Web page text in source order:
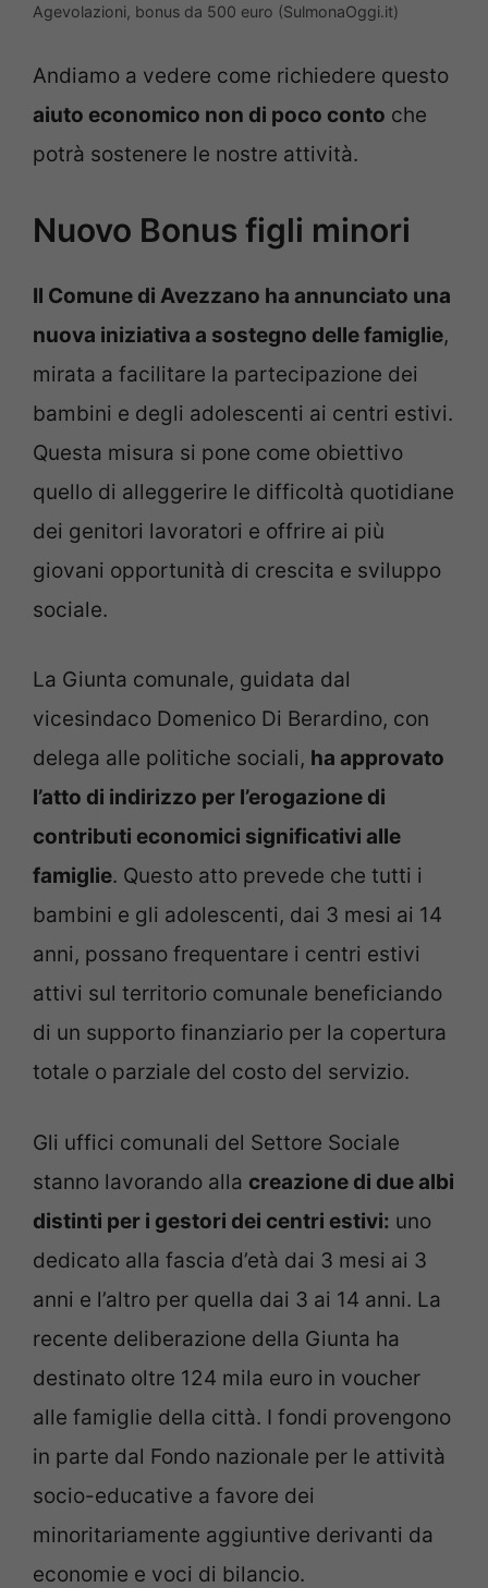
Agevolazioni, bonus da 500 euro (SulmonaOggi.it)
Andiamo a vedere come richiedere questo
aiuto economico non di poco conto che
potrà sostenere le nostre attività.
Nuovo Bonus figli minori
Il Comune di Avezzano ha annunciato una
nuova iniziativa a sostegno delle famiglie,
mirata a facilitare la partecipazione dei
bambini e degli adolescenti ai centri estivi.
Questa misura si pone come obiettivo
quello di alleggerire le difficoltà quotidiane
dei genitori lavoratori e offrire ai più
giovani opportunità di crescita e sviluppo
sociale.
La Giunta comunale, guidata dal
vicesindaco Domenico Di Berardino, con
delega alle politiche sociali, ha approvato
l’atto di indirizzo per l’erogazione di
contributi economici significativi alle
famiglie. Questo atto prevede che tutti i
bambini e gli adolescenti, dai 3 mesi ai 14
anni, possano frequentare i centri estivi
attivi sul territorio comunale beneficiando
di un supporto finanziario per la copertura
totale o parziale del costo del servizio.
Gli uffici comunali del Settore Sociale
stanno lavorando alla creazione di due albi
distinti per i gestori dei centri estivi: uno
dedicato alla fascia d’età dai 3 mesi ai 3
anni e l’altro per quella dai 3 ai 14 anni. La
recente deliberazione della Giunta ha
destinato oltre 124 mila euro in voucher
alle famiglie della città. I fondi provengono
in parte dal Fondo nazionale per le attività
socio-educative a favore dei
minoritariamente aggiuntive derivanti da
economie e voci di bilancio.